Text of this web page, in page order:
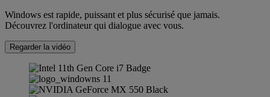
Windows est rapide, puissant et plus sécurisé que jamais.
Découvrez l'ordinateur qui dialogue avec vous.
Regarder la vidéo